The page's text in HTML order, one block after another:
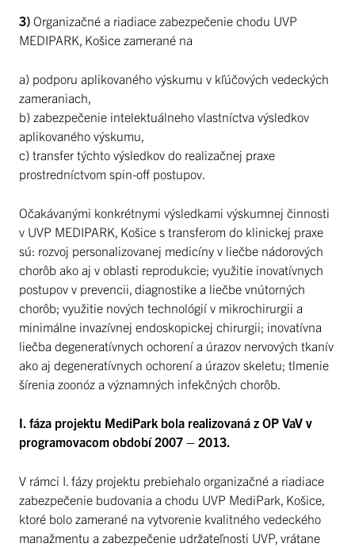
3) Organizačné a riadiace zabezpečenie chodu UVP
MEDIPARK, Košice zamerané na
a) podporu aplikovaného výskumu v kľúčových vedeckých
zameraniach,
b) zabezpečenie intelektuálneho vlastníctva výsledkov
aplikovaného výskumu,
c) transfer týchto výsledkov do realizačnej praxe
prostredníctvom spin-off postupov.
Očakávanými konkrétnymi výsledkami výskumnej činnosti
v UVP MEDIPARK, Košice s transferom do klinickej praxe
sú: rozvoj personalizovanej medicíny v liečbe nádorových
chorôb ako aj v oblasti reprodukcie; využitie inovatívnych
postupov v prevencii, diagnostike a liečbe vnútorných
chorôb; využitie nových technológií v mikrochirurgii a
minimálne invazívnej endoskopickej chirurgii; inovatívna
liečba degeneratívnych ochorení a úrazov nervových tkanív
ako aj degeneratívnych ochorení a úrazov skeletu; tlmenie
šírenia zoonóz a významných infekčných chorôb.
I. fáza projektu MediPark bola realizovaná z OP VaV v
programovacom období 2007 – 2013.
V rámci I. fázy projektu prebiehalo organizačné a riadiace
zabezpečenie budovania a chodu UVP MediPark, Košice,
ktoré bolo zamerané na vytvorenie kvalitného vedeckého
manažmentu a zabezpečenie udržateľnosti UVP, vrátane